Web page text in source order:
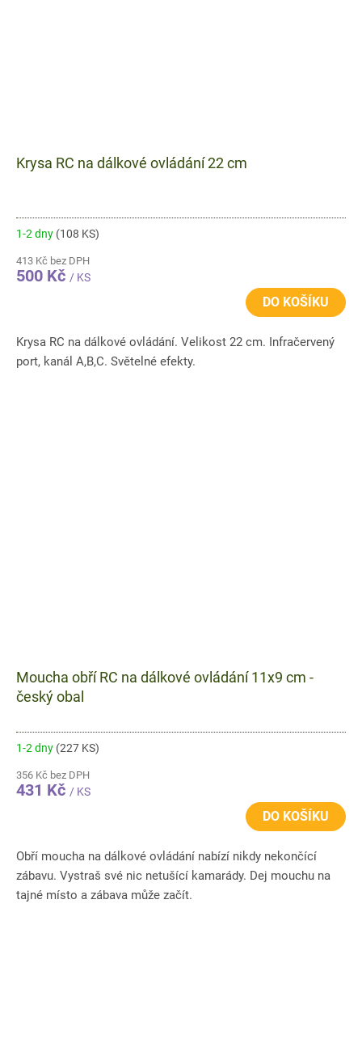
Krysa RC na dálkové ovládání 22 cm
1-2 dny (108 KS)
413 Kč bez DPH
500 Kč / KS
DO KOŠÍKU
Krysa RC na dálkové ovládání. Velikost 22 cm. Infračervený
port, kanál A,B,C. Světelné efekty.
Moucha obří RC na dálkové ovládání 11x9 cm -
český obal
1-2 dny (227 KS)
356 Kč bez DPH
431 Kč / KS
DO KOŠÍKU
Obří moucha na dálkové ovládání nabízí nikdy nekončící
zábavu. Vystraš své nic netušící kamarády. Dej mouchu na
tajné místo a zábava může začít.